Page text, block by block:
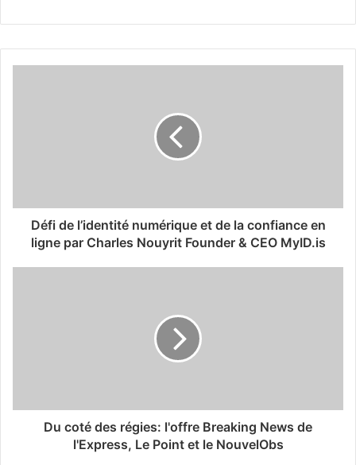
Défi de l’identité numérique et de la confiance en
ligne par Charles Nouyrit Founder & CEO MyID.is
Du coté des régies: l'offre Breaking News de
l'Express, Le Point et le NouvelObs